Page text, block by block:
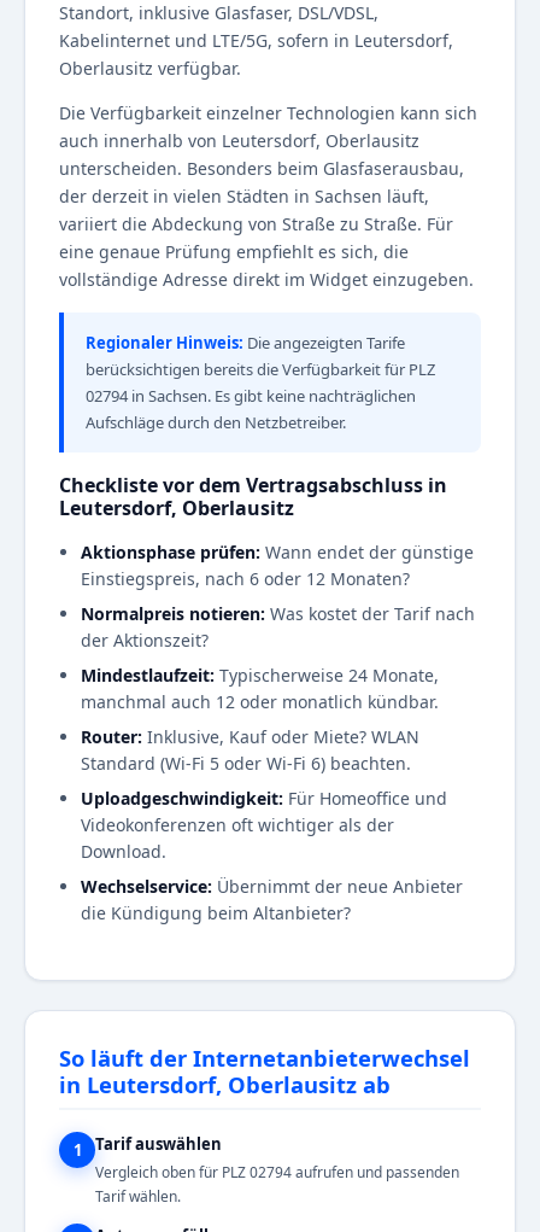
Standort, inklusive Glasfaser, DSL/VDSL,
Kabelinternet und LTE/5G, sofern in Leutersdorf,
Oberlausitz verfügbar.
Die Verfügbarkeit einzelner Technologien kann sich
auch innerhalb von Leutersdorf, Oberlausitz
unterscheiden. Besonders beim Glasfaserausbau,
der derzeit in vielen Städten in Sachsen läuft,
variiert die Abdeckung von Straße zu Straße. Für
eine genaue Prüfung empfiehlt es sich, die
vollständige Adresse direkt im Widget einzugeben.
Regionaler Hinweis: Die angezeigten Tarife
berücksichtigen bereits die Verfügbarkeit für PLZ
02794 in Sachsen. Es gibt keine nachträglichen
Aufschläge durch den Netzbetreiber.
Checkliste vor dem Vertragsabschluss in
Leutersdorf, Oberlausitz
Aktionsphase prüfen: Wann endet der günstige
Einstiegspreis, nach 6 oder 12 Monaten?
Normalpreis notieren: Was kostet der Tarif nach
der Aktionszeit?
Mindestlaufzeit: Typischerweise 24 Monate,
manchmal auch 12 oder monatlich kündbar.
Router: Inklusive, Kauf oder Miete? WLAN
Standard (Wi-Fi 5 oder Wi-Fi 6) beachten.
Uploadgeschwindigkeit: Für Homeoffice und
Videokonferenzen oft wichtiger als der
Download.
Wechselservice: Übernimmt der neue Anbieter
die Kündigung beim Altanbieter?
So läuft der Internetanbieterwechsel
in Leutersdorf, Oberlausitz ab
1 Tarif auswählen
Vergleich oben für PLZ 02794 aufrufen und passenden
Tarif wählen.